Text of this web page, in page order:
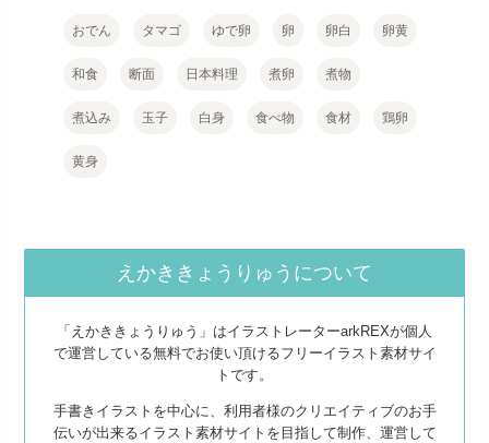
おでん タマゴ ゆで卵 卵 卵白 卵黄
和食 断面 日本料理 煮卵 煮物
煮込み 玉子 白身 食べ物 食材 鶏卵
黄身
えかききょうりゅうについて
「えかききょうりゅう」はイラストレーターarkREXが個人
で運営している無料でお使い頂けるフリーイラスト素材サイ
トです。
手書きイラストを中心に、利用者様のクリエイティブのお手
伝いが出来るイラスト素材サイトを目指して制作、運営して